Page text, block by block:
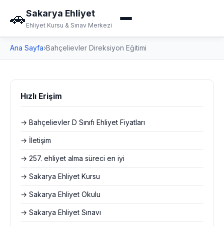
🚗Sakarya Ehliyet
Ehliyet Kursu & Sınav Merkezi
Ana Sayfa›Bahçelievler Direksiyon Eğitimi
Hızlı Erişim
→ Bahçelievler D Sınıfı Ehliyet Fiyatları
→ İletişim
→ 257. ehliyet alma süreci en iyi
→ Sakarya Ehliyet Kursu
→ Sakarya Ehliyet Okulu
→ Sakarya Ehliyet Sınavı